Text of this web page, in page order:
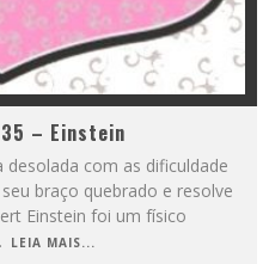
– Einstein
com as dificuldade
braço quebrado e resolve
Einstein foi um físico
LEIA MAIS...